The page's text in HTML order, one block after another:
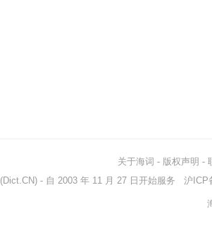
关于海词 - 版权声明 -
(Dict.CN) - 自 2003 年 11 月 27 日开始服务 沪ICP